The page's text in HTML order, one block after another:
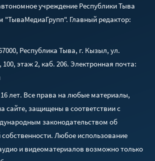
учреждение Республики Тыва
"ТываМедиаГрупп". Главный редактор:
Республика Тыва, г. Кызыл, ул.
этаж 2, каб. 206. Электронная почта:
лет. Все права на любые материалы,
сайте, защищены в соответствии с
законодательством об
собственности. Любое использование
и видеоматериалов возможно только